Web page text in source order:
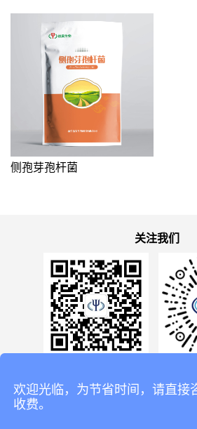
侧孢芽孢杆菌
关注我们
欢迎光临，为节省时间，请直接
收费。